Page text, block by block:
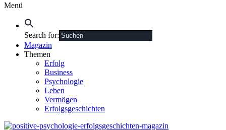
Menü
Search for:
Magazin
Themen
Erfolg
Business
Psychologie
Leben
Vermögen
Erfolgsgeschichten